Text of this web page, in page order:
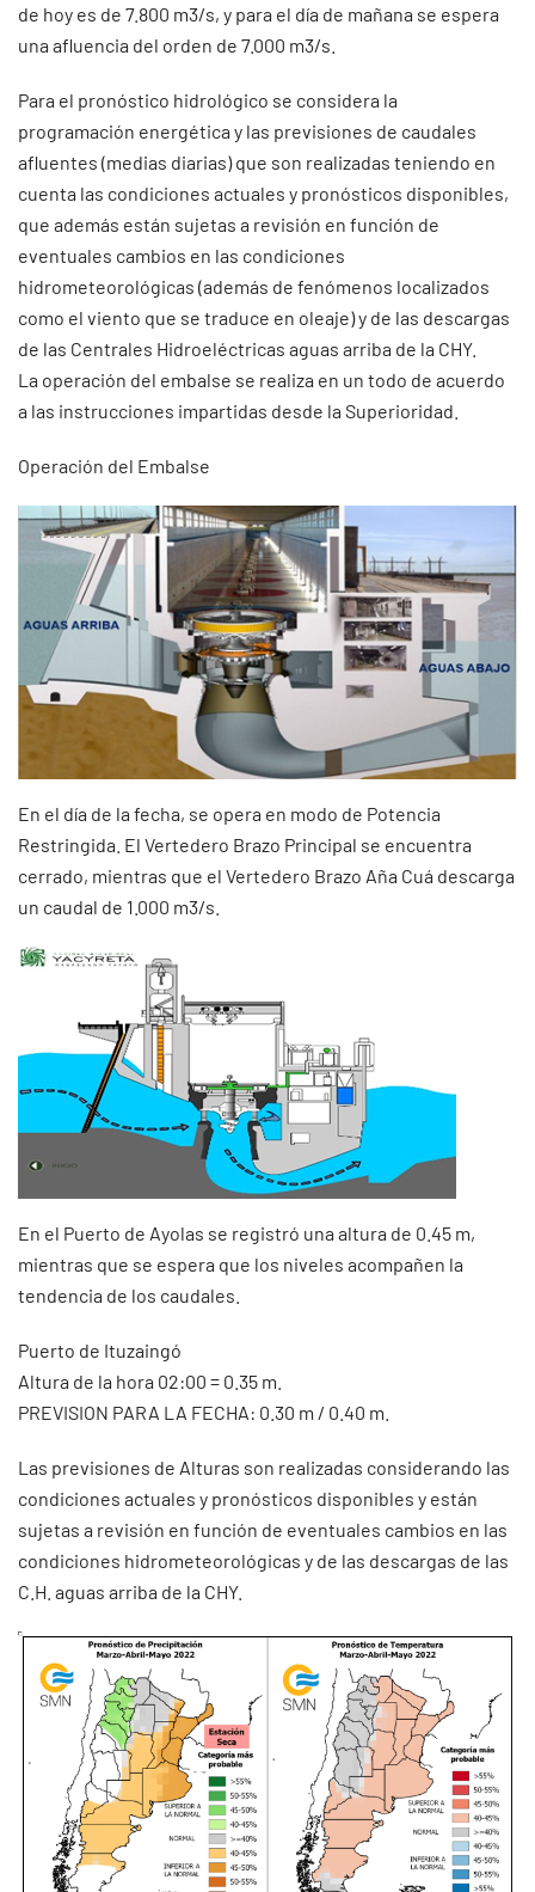
de hoy es de 7.800 m3/s, y para el día de mañana se espera
una afluencia del orden de 7.000 m3/s.
Para el pronóstico hidrológico se considera la
programación energética y las previsiones de caudales
afluentes (medias diarias) que son realizadas teniendo en
cuenta las condiciones actuales y pronósticos disponibles,
que además están sujetas a revisión en función de
eventuales cambios en las condiciones
hidrometeorológicas (además de fenómenos localizados
como el viento que se traduce en oleaje) y de las descargas
de las Centrales Hidroeléctricas aguas arriba de la CHY.
La operación del embalse se realiza en un todo de acuerdo
a las instrucciones impartidas desde la Superioridad.
Operación del Embalse
En el día de la fecha, se opera en modo de Potencia
Restringida. El Vertedero Brazo Principal se encuentra
cerrado, mientras que el Vertedero Brazo Aña Cuá descarga
un caudal de 1.000 m3/s.
En el Puerto de Ayolas se registró una altura de 0.45 m,
mientras que se espera que los niveles acompañen la
tendencia de los caudales.
Puerto de Ituzaingó
Altura de la hora 02:00 = 0.35 m.
PREVISION PARA LA FECHA: 0.30 m / 0.40 m.
Las previsiones de Alturas son realizadas considerando las
condiciones actuales y pronósticos disponibles y están
sujetas a revisión en función de eventuales cambios en las
condiciones hidrometeorológicas y de las descargas de las
C.H. aguas arriba de la CHY.